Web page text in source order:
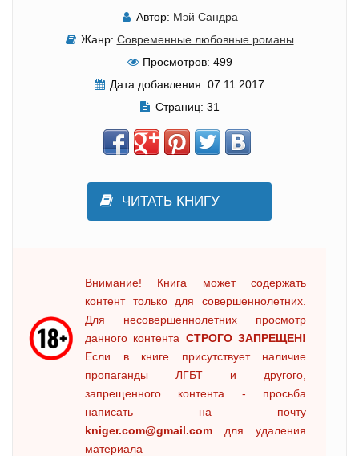
Автор: Мэй Сандра
Жанр: Современные любовные романы
Просмотров: 499
Дата добавления: 07.11.2017
Страниц: 31
ЧИТАТЬ КНИГУ
Внимание! Книга может содержать
контент только для совершеннолетних.
Для несовершеннолетних просмотр
данного контента СТРОГО ЗАПРЕЩЕН!
Если в книге присутствует наличие
пропаганды ЛГБТ и другого,
запрещенного контента - просьба
написать на почту
kniger.com@gmail.com для удаления
материала